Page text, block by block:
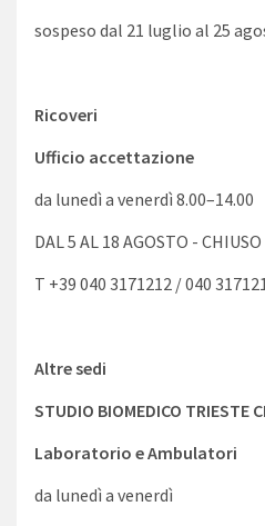
sospeso dal 21 luglio al 25
Ricoveri
Ufficio accettazione
da lunedì a venerdì 8.00–14.00
DAL 5 AL 18 AGOSTO - CHIUSO
T +39 040 3171212 / 040
Altre sedi
STUDIO BIOMEDICO TRIESTE
Laboratorio e Ambulatori
da lunedì a venerdì